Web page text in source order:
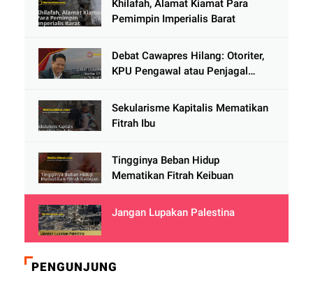
Khilafah, Alamat Kiamat Para
Pemimpin Imperialis Barat
Debat Cawapres Hilang: Otoriter,
KPU Pengawal atau Penjagal
Sekularisme Kapitalis Mematikan
Fitrah Ibu
Tingginya Beban Hidup
Mematikan Fitrah Keibuan
Jangan Lupakan Palestina
PENGUNJUNG